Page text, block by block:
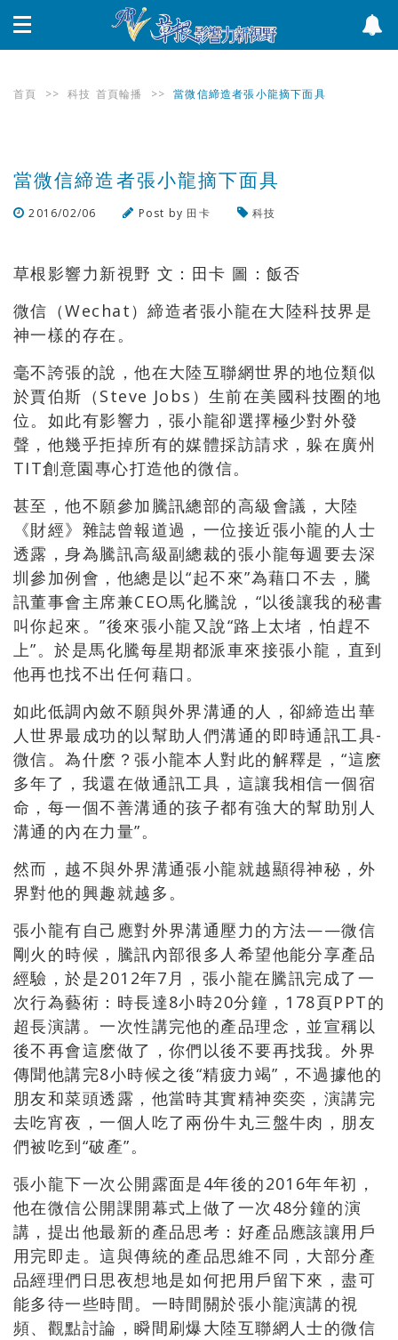
首頁 >> 科技 首頁輪播 >> 當微信締造者張小龍摘下面具
當微信締造者張小龍摘下面具
2016/02/06 Post by 田卡
科技
草根影響力新視野 文：田卡 圖：飯否
微信（Wechat）締造者張小龍在大陸科技界是
神一樣的存在。
毫不誇張的說，他在大陸互聯網世界的地位類似
於賈伯斯（Steve Jobs）生前在美國科技圈的地
位。如此有影響力，張小龍卻選擇極少對外發
聲，他幾乎拒掉所有的媒體採訪請求，躲在廣州
TIT創意園專心打造他的微信。
甚至，他不願參加騰訊總部的高級會議，大陸
《財經》雜誌曾報道過，一位接近張小龍的人士
透露，身為騰訊高級副總裁的張小龍每週要去深
圳參加例會，他總是以“起不來”為藉口不去，騰
訊董事會主席兼CEO馬化騰說，“以後讓我的秘書
叫你起來。”後來張小龍又說“路上太堵，怕趕不
上”。於是馬化騰每星期都派車來接張小龍，直到
他再也找不出任何藉口。
如此低調內斂不願與外界溝通的人，卻締造出華
人世界最成功的以幫助人們溝通的即時通訊工具-
微信。為什麽？張小龍本人對此的解釋是，“這麽
多年了，我還在做通訊工具，這讓我相信一個宿
命，每一個不善溝通的孩子都有強大的幫助別人
溝通的內在力量”。
然而，越不與外界溝通張小龍就越顯得神秘，外
界對他的興趣就越多。
張小龍有自己應對外界溝通壓力的方法——微信
剛火的時候，騰訊內部很多人希望他能分享產品
經驗，於是2012年7月，張小龍在騰訊完成了一
次行為藝術：時長達8小時20分鐘，178頁PPT的
超長演講。一次性講完他的產品理念，並宣稱以
後不再會這麽做了，你們以後不要再找我。外界
傳聞他講完8小時候之後“精疲力竭”，不過據他的
朋友和菜頭透露，他當時其實精神奕奕，演講完
去吃宵夜，一個人吃了兩份牛丸三盤牛肉，朋友
們被吃到“破產”。
張小龍下一次公開露面是4年後的2016年年初，
他在微信公開課開幕式上做了一次48分鐘的演
講，提出他最新的產品思考：好產品應該讓用戶
用完即走。這與傳統的產品思維不同，大部分產
品經理們日思夜想地是如何把用戶留下來，盡可
能多待一些時間。一時間關於張小龍演講的視
頻、觀點討論，瞬間刷爆大陸互聯網人士的微信